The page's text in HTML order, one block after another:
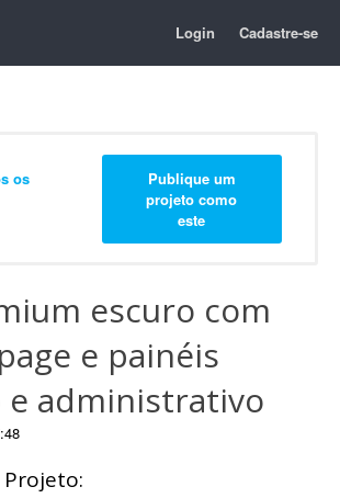
Login Cadastre-se
os
Publique um
projeto como
este
escuro com
e painéis
e administrativo
Projeto: